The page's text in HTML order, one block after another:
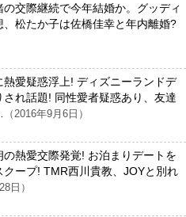
交際継続で今年結婚か。グッディ
松たか子は佐橋佳幸と年内離婚?
愛疑惑浮上! ディズニーランドデ
され話題! 同性愛者疑惑あり、友達
（2016年9月6日）
熱愛交際発覚! お泊まりデートを
クープ! TMR西川貴教、JOYと別れ
日）